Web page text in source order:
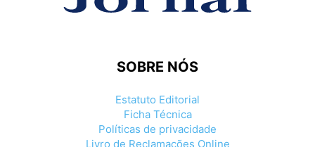
SOBRE NÓS
Estatuto Editorial
Ficha Técnica
Políticas de privacidade
Livro de Reclamações Online